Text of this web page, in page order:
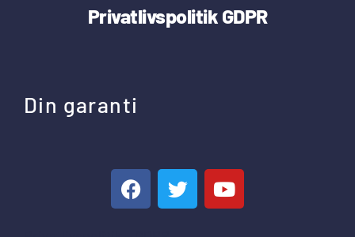
Privatlivspolitik GDPR
Din garanti